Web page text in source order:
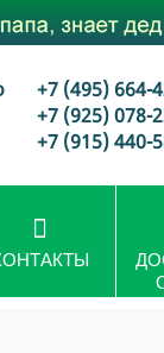
+7 (495) 664-
+7 (925) 078-
+7 (915) 440-